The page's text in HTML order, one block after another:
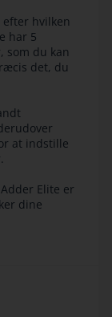
hvilken
har 5
som du kan
det, du
at indstille
Elite er
dine